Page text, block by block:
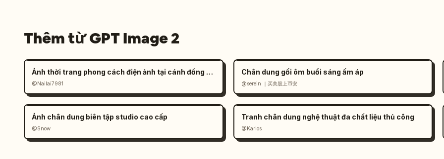
Thêm từ GPT Image 2
Ảnh thời trang phong cách điện ảnh tại cánh đồng muối đầy tâm trạng
@Nailai7981
Chân dung gối ôm buổi sáng ấm áp
@serein ｜买美股上币安
Ảnh chân dung biên tập studio cao cấp
@Snow
Tranh chân dung nghệ thuật đa chất liệu thủ công
@Karlos